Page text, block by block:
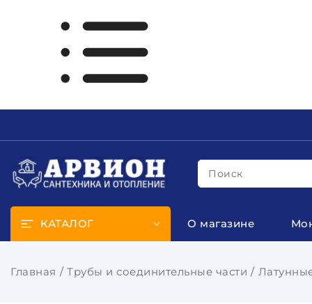
Поиск
КАТАЛОГ О магазине
Главная Трубы и соединительные части